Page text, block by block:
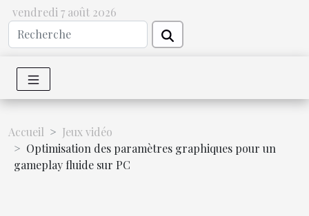
vendredi 7 août 2026
Accueil
Jeux vidéo
Optimisation des paramètres graphiques pour un
gameplay fluide sur PC